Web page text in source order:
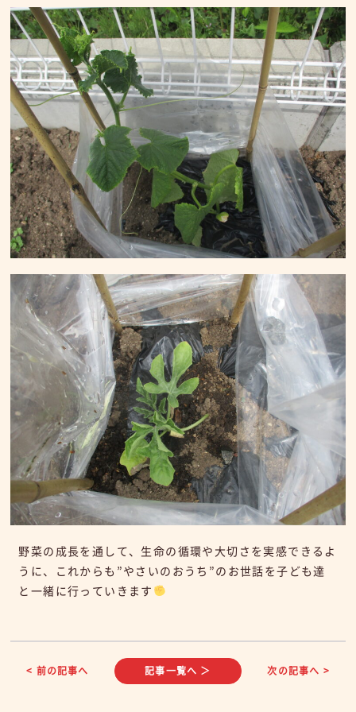
野菜の成長を通して、生命の循環や大切さを実感できるよ
うに、これからも”やさいのおうち”のお世話を子ども達
と一緒に行っていきます
< 前の記事へ 記事一覧へ ＞ 次の記事へ >